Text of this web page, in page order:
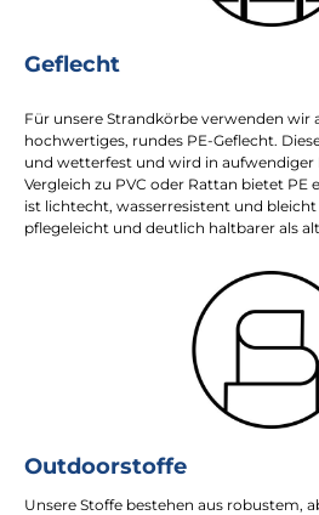
Geflecht
Für unsere Strandkörbe verwenden wir
hochwertiges, rundes PE-Geflecht.
und wetterfest und wird in
Vergleich zu PVC oder Rattan bietet PE
ist lichtecht, wasserresistent und
pflegeleicht und deutlich haltbarer als
Outdoorstoffe
Unsere Stoffe bestehen aus robustem,